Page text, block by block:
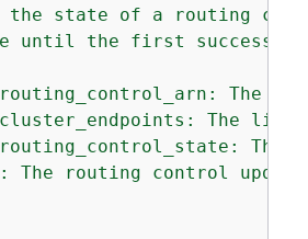
the state of a routing
until the first
The
The list
The
The routing control